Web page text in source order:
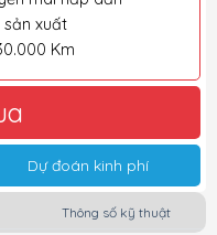
sản xuất
Km
Dự đoán kinh phí
Thông số kỹ thuật